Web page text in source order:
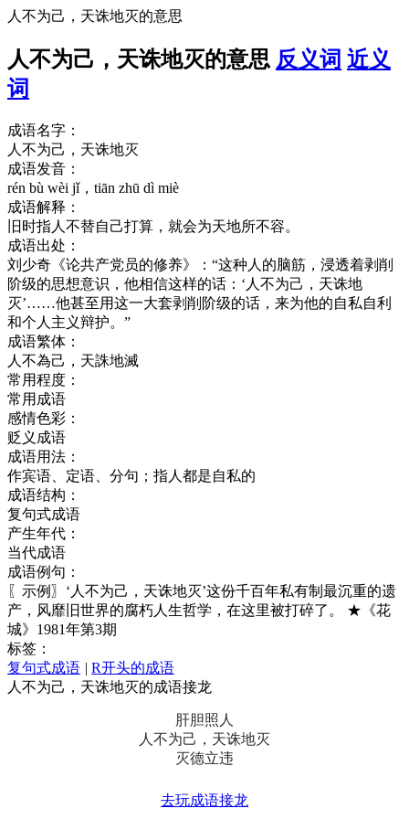
人不为己，天诛地灭的意思
人不为己，天诛地灭的意思 反义词 近义
词
成语名字：
人不为己，天诛地灭
成语发音：
rén bù wèi jǐ，tiān zhū dì miè
成语解释：
旧时指人不替自己打算，就会为天地所不容。
成语出处：
刘少奇《论共产党员的修养》：“这种人的脑筋，浸透着剥削
阶级的思想意识，他相信这样的话：‘人不为己，天诛地
灭’……他甚至用这一大套剥削阶级的话，来为他的自私自利
和个人主义辩护。”
成语繁体：
人不為己，天誅地滅
常用程度：
常用成语
感情色彩：
贬义成语
成语用法：
作宾语、定语、分句；指人都是自私的
成语结构：
复句式成语
产生年代：
当代成语
成语例句：
〖示例〗‘人不为己，天诛地灭’这份千百年私有制最沉重的遗
产，风靡旧世界的腐朽人生哲学，在这里被打碎了。 ★《花
城》1981年第3期
标签：
复句式成语 | R开头的成语
人不为己，天诛地灭的成语接龙
肝胆照人
人不为己，天诛地灭
灭德立违
去玩成语接龙